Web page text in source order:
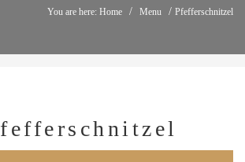
You are here: Home / Menu / Pfefferschnitzel